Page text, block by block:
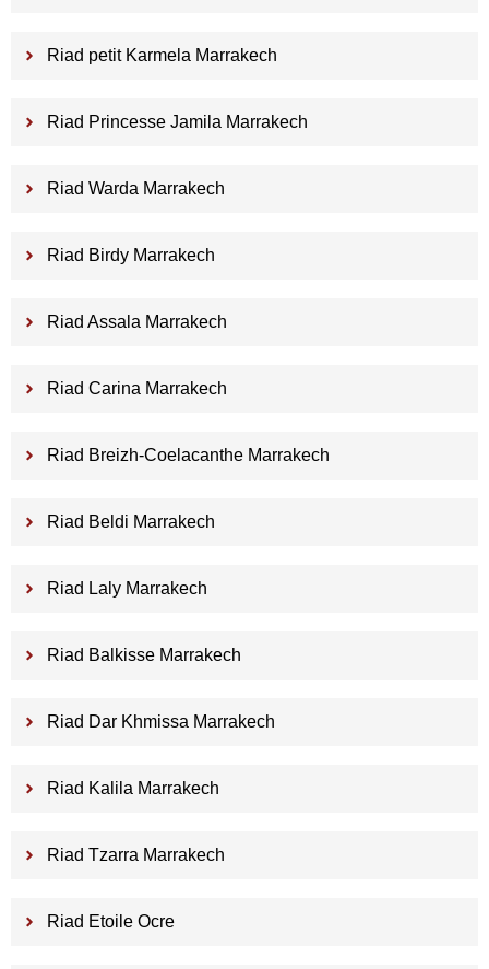
Riad petit Karmela Marrakech
Riad Princesse Jamila Marrakech
Riad Warda Marrakech
Riad Birdy Marrakech
Riad Assala Marrakech
Riad Carina Marrakech
Riad Breizh-Coelacanthe Marrakech
Riad Beldi Marrakech
Riad Laly Marrakech
Riad Balkisse Marrakech
Riad Dar Khmissa Marrakech
Riad Kalila Marrakech
Riad Tzarra Marrakech
Riad Etoile Ocre